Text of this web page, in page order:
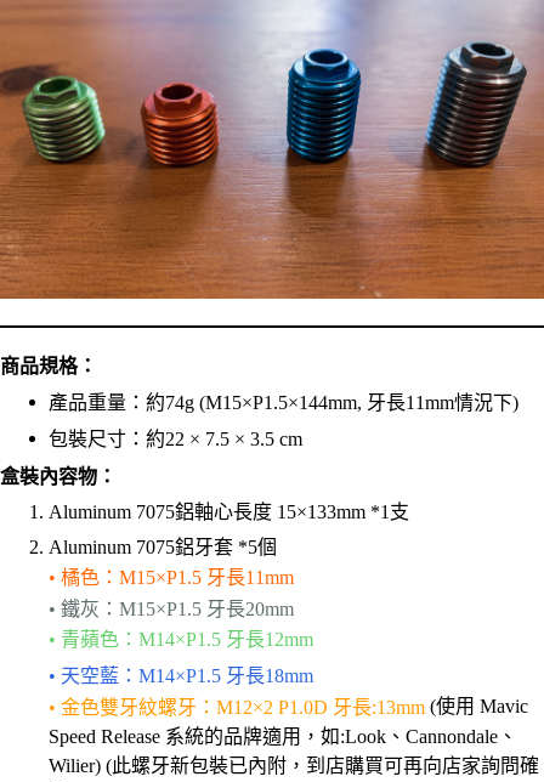
商品規格：
產品重量：約74g (M15×P1.5×144mm, 牙⻑11mm情況下)
包裝尺寸：約22 × 7.5 × 3.5 cm
盒裝內容物：
Aluminum 7075鋁軸心長度 15×133mm *1支
Aluminum 7075鋁牙套 *5個
• 橘色：M15×P1.5 牙長11mm
• 鐵灰：M15×P1.5 牙長20mm
• 青蘋色：M14×P1.5 牙長12mm
• 天空藍：M14×P1.5 牙長18mm
• 金色雙牙紋螺牙：M12×2 P1.0D 牙長:13mm (使用 Mavic
Speed Release 系統的品牌適用，如:Look、Cannondale、
Wilier) (此螺牙新包裝已內附，到店購買可再向店家詢問確